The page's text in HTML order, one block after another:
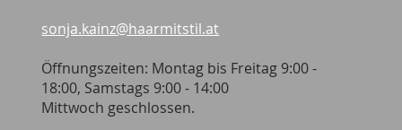
sonja.kainz@haarmitstil.at
Öffnungszeiten: Montag bis Freitag 9:00 -
18:00, Samstags 9:00 - 14:00
Mittwoch geschlossen.